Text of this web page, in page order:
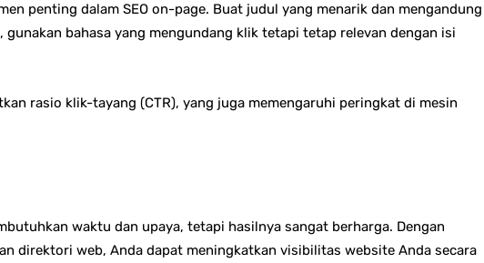
penting dalam SEO on-page. Buat judul yang menarik dan mengandung
bahasa yang mengundang klik tetapi tetap relevan dengan isi
rasio klik-tayang (CTR), yang juga memengaruhi peringkat di mesin
waktu dan upaya, tetapi hasilnya sangat berharga. Dengan
direktori web, Anda dapat meningkatkan visibilitas website Anda secara